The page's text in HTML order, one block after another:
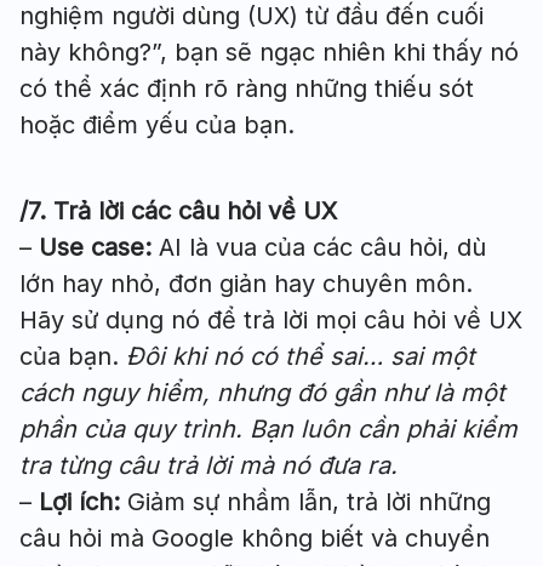
nghiệm người dùng (UX) từ đầu đến cuối
này không?”, bạn sẽ ngạc nhiên khi thấy nó
có thể xác định rõ ràng những thiếu sót
hoặc điểm yếu của bạn.
/7. Trả lời các câu hỏi về UX
– Use case: AI là vua của các câu hỏi, dù
lớn hay nhỏ, đơn giản hay chuyên môn.
Hãy sử dụng nó để trả lời mọi câu hỏi về UX
của bạn. Đôi khi nó có thể sai… sai một
cách nguy hiểm, nhưng đó gần như là một
phần của quy trình. Bạn luôn cần phải kiểm
tra từng câu trả lời mà nó đưa ra.
– Lợi ích: Giảm sự nhầm lẫn, trả lời những
câu hỏi mà Google không biết và chuyển